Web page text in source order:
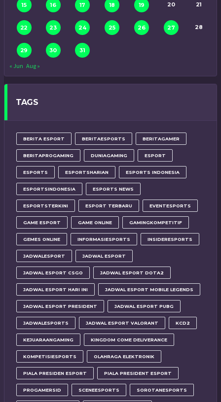
15 16 17 18 19 20 21
22 23 24 25 26 27 28
29 30 31
« Jun Aug »
TAGS
BERITA ESPORT BERITAESPORTS BERITAGAMER
BERITAPROGAMING DUNIAGAMING ESPORT
ESPORTS ESPORTSHARIAN ESPORTS INDONESIA
ESPORTSINDONESIA ESPORTS NEWS
ESPORTSTERKINI ESPORT TERBARU EVENTESPORTS
GAME ESPORT GAME ONLINE GAMINGKOMPETITIF
GEMES ONLINE INFORMASIESPORTS INSIDERESPORTS
JADWALESPORT JADWAL ESPORT
JADWAL ESPORT CSGO JADWAL ESPORT DOTA2
JADWAL ESPORT HARI INI JADWAL ESPORT MOBILE LEGENDS
JADWAL ESPORT PRESIDENT JADWAL ESPORT PUBG
JADWALESPORTS JADWAL ESPORT VALORANT KCD2
KEJUARAANGAMING KINGDOM COME DELIVERANCE
KOMPETISIESPORTS OLAHRAGA ELEKTRONIK
PIALA PRESIDEN ESPORT PIALA PRESIDENT ESPORT
PROGAMERSID SCENEESPORTS SOROTANESPORTS